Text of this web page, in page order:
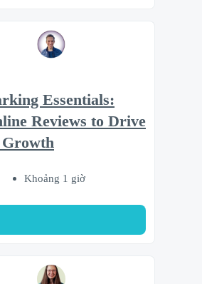
Essentials:
Reviews to Drive
Growth
Khoảng 1 giờ